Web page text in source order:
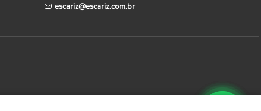
escariz@escariz.com.br